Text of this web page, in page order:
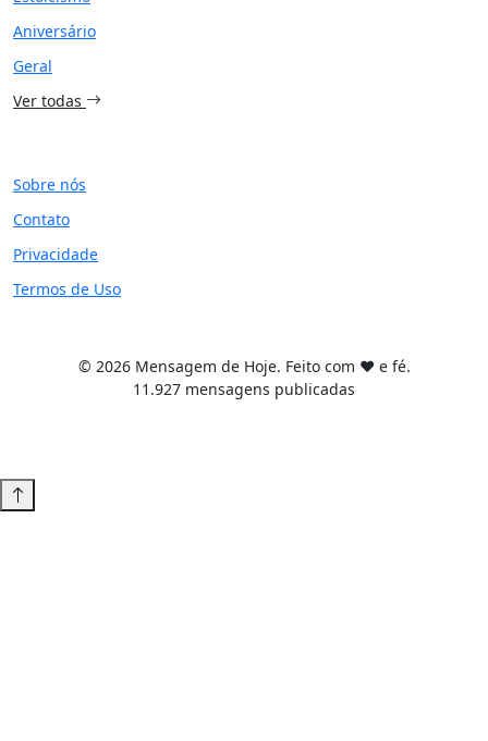
Aniversário
Geral
Ver todas
Sobre nós
Contato
Privacidade
Termos de Uso
© 2026 Mensagem de Hoje. Feito com ❤️ e fé.
11.927 mensagens publicadas